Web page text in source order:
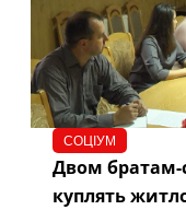
СОЦІУМ
Двом
куплять